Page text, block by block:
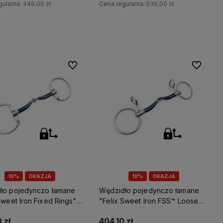
449,00 zł Cena regularna:539,00 zł
10% OKAZJA
pojedynczo łamane
Iron Fixed Rings"
Do ulubionych
10% OKAZJA
Wędzidło pojedynczo łamane
"Felix Sweet Iron FSS™ Loose
Do